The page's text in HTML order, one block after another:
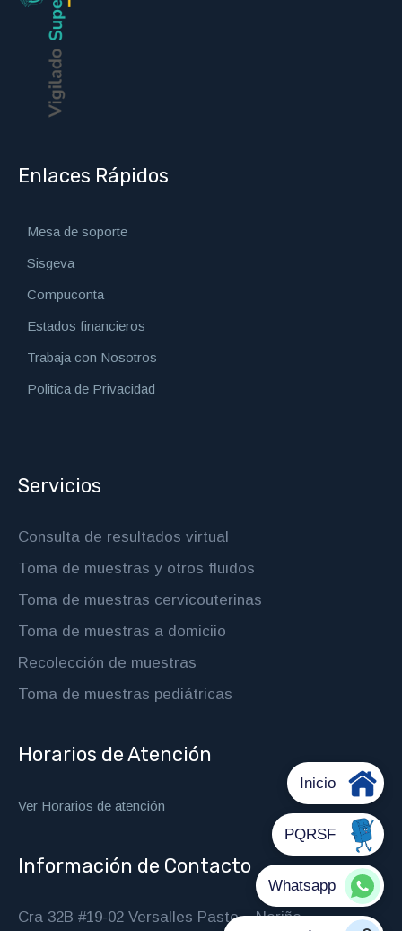
Enlaces Rápidos
Mesa de soporte
Sisgeva
Compuconta
Estados financieros
Trabaja con Nosotros
Politica de Privacidad
Servicios
Consulta de resultados virtual
Toma de muestras y otros fluidos
Toma de muestras cervicouterinas
Toma de muestras a domiciio
Recolección de muestras
Toma de muestras pediátricas
Horarios de Atención
Ver Horarios de atención
Información de Contacto
Cra 32B #19-02 Versalles Pasto – Nariño